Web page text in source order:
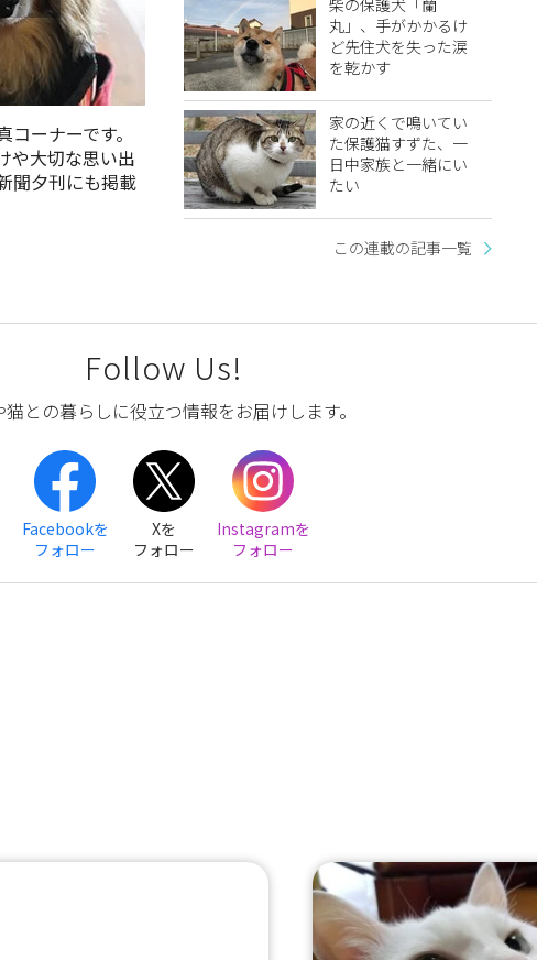
ーナーです。
や大切な思い出
聞夕刊にも掲載
丸」、手がかかるけ
ど先住犬を失った涙
を乾かす
家の近くで鳴いてい
た保護猫すずた、一
日中家族と一緒にい
たい
この連載の記事一覧
Follow Us!
猫との暮らしに役立つ情報をお届けします。
Facebookを
フォロー
Xを
フォロー
Instagramを
フォロー